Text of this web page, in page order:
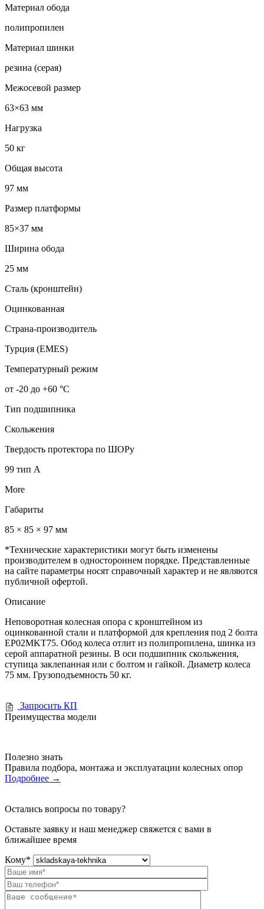
Материал обода
полипропилен
Материал шинки
резина (серая)
Межосевой размер
63×63 мм
Нагрузка
50 кг
Общая высота
97 мм
Размер платформы
85×37 мм
Ширина обода
25 мм
Сталь (кронштейн)
Оцинкованная
Страна-производитель
Турция (EMES)
Температурный режим
от -20 до +60 °С
Тип подшипника
Скольжения
Твердость протектора по ШОРу
99 тип А
More
Габариты
85 × 85 × 97 мм
*Технические характеристики могут быть изменены
производителем в одностороннем порядке. Представленные
на сайте параметры носят справочный характер и не являются
публичной офертой.
Описание
Неповоротная колесная опора с кронштейном из
оцинкованной стали и платформой для крепления под 2 болта
EP02MKT75. Обод колеса отлит из полипропилена, шинка из
серой аппаратной резины. В оси подшипник скольжения,
ступица заклепанная или с болтом и гайкой. Диаметр колеса
75 мм. Грузоподъемность 50 кг.
Запросить КП
Преимущества модели
Полезно знать
Правила подбора, монтажа и эксплуатации колесных опор
Подробнее →
Остались вопросы по товару?
Оставьте заявку и наш менеджер свяжется с вами в
ближайшее время
Кому*